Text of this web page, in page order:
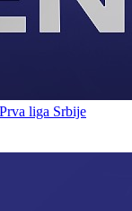
liga Srbije